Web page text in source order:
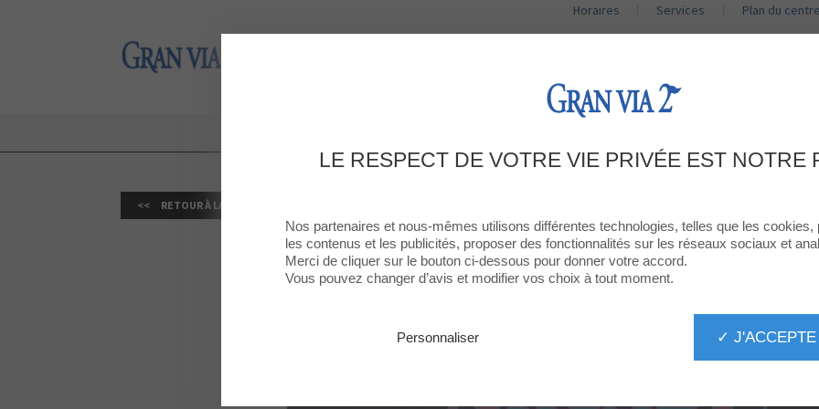
Gran Via 2
Horaires Services Plan du centre
L’UNIVERS ARCADE RETRO T’ATTEND À
RETOUR À LA LISTE
LE RESPECT DE VOTRE VIE PRIVÉE EST NOTRE
Nos partenaires et nous-mêmes utilisons différentes technologies, telles que les cookies,
les contenus et les publicités, proposer des fonctionnalités sur les réseaux sociaux et
Merci de cliquer sur le bouton ci-dessous pour donner votre accord.
Vous pouvez changer d’avis et modifier vos choix à tout moment.
✓ J'ACCEPTE
Personnaliser